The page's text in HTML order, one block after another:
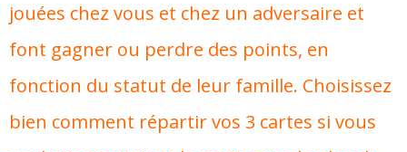
jouées chez vous et chez un adversaire et
font gagner ou perdre des points, en
fonction du statut de leur famille. Choisissez
bien comment répartir vos 3 cartes si vous